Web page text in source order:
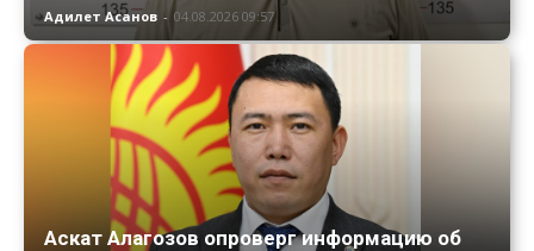
Адилет Асанов - 04.08.2026 09:57
Аскат Алагозов опроверг информацию об